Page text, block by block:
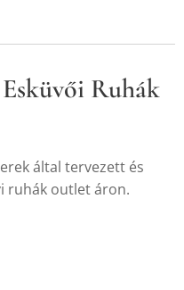
Ruhák
által tervezett és
ruhák outlet áron.